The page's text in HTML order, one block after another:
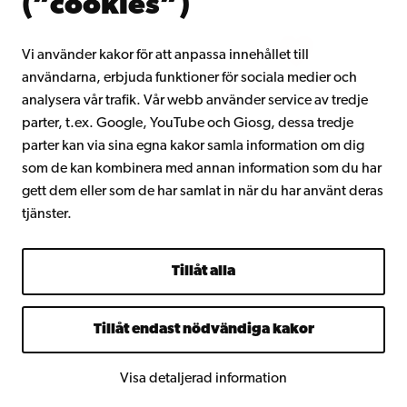
(”cookies”)
Vi använder kakor för att anpassa innehållet till
användarna, erbjuda funktioner för sociala medier och
analysera vår trafik. Vår webb använder service av tredje
parter, t.ex. Google, YouTube och Giosg, dessa tredje
parter kan via sina egna kakor samla information om dig
som de kan kombinera med annan information som du har
gett dem eller som de har samlat in när du har använt deras
tjänster.
Tillåt alla
Tillåt endast nödvändiga kakor
Visa detaljerad information
Intranätet
Facebook InstagramYouTube LinkedIn Blog Snapchat